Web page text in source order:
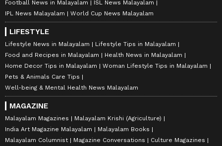
Football News in Malayalam
ISL News Malayalam
IPL News Malayalam
World Cup News Malayalam
LIFESTYLE
Lifestyle News in Malayalam
Lifestyle Tips in Malayalam
Food and Recipes in Malayalam
Health News in Malayalam
Home Decor Tips in Malayalam
Woman Lifestyle Tips in Malayalam
Pets & Animals Care Tips
Well-being & Mental Health News Malayalam
MAGAZINE
Malayalam Magazines
Malayalam Krishi (Agriculture)
India Art Magazine Malayalam
Malayalam Books
Malayalam Columnist
Magazine Conversations
Culture Magazines